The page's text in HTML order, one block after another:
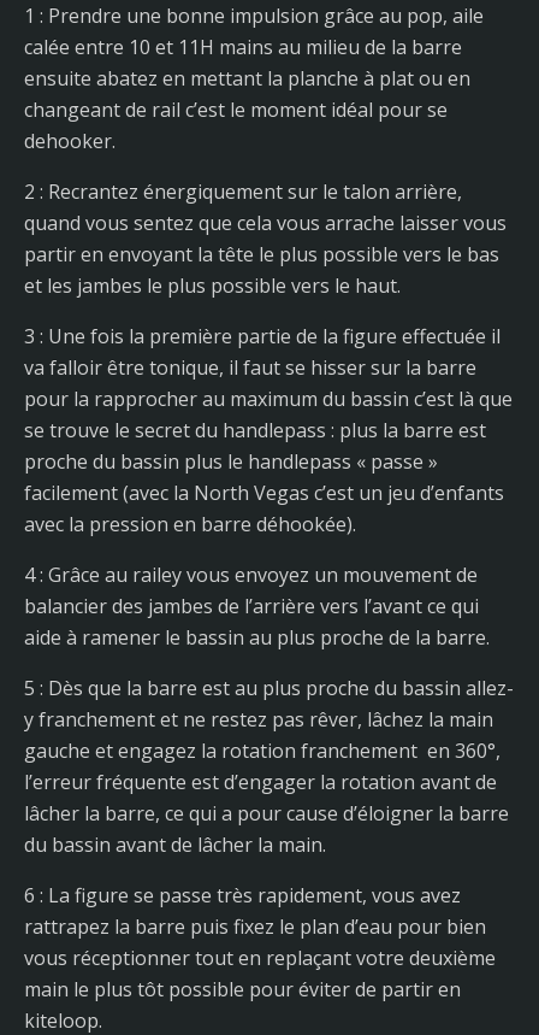
1 : Prendre une bonne impulsion grâce au pop, aile
calée entre 10 et 11H mains au milieu de la barre
ensuite abatez en mettant la planche à plat ou en
changeant de rail c’est le moment idéal pour se
dehooker.
2 : Recrantez énergiquement sur le talon arrière,
quand vous sentez que cela vous arrache laisser vous
partir en envoyant la tête le plus possible vers le bas
et les jambes le plus possible vers le haut.
3 : Une fois la première partie de la figure effectuée il
va falloir être tonique, il faut se hisser sur la barre
pour la rapprocher au maximum du bassin c’est là que
se trouve le secret du handlepass : plus la barre est
proche du bassin plus le handlepass « passe »
facilement (avec la North Vegas c’est un jeu d’enfants
avec la pression en barre déhookée).
4 : Grâce au railey vous envoyez un mouvement de
balancier des jambes de l’arrière vers l’avant ce qui
aide à ramener le bassin au plus proche de la barre.
5 : Dès que la barre est au plus proche du bassin allez-
y franchement et ne restez pas rêver, lâchez la main
gauche et engagez la rotation franchement en 360°,
l’erreur fréquente est d’engager la rotation avant de
lâcher la barre, ce qui a pour cause d’éloigner la barre
du bassin avant de lâcher la main.
6 : La figure se passe très rapidement, vous avez
rattrapez la barre puis fixez le plan d’eau pour bien
vous réceptionner tout en replaçant votre deuxième
main le plus tôt possible pour éviter de partir en
kiteloop.